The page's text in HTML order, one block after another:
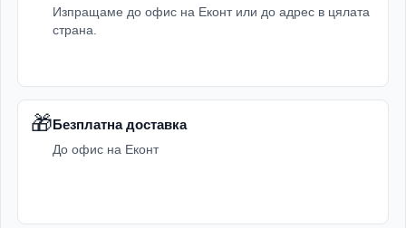
Изпращаме до офис на Еконт или до адрес в цялата
страна.
🎁Безплатна доставка
До офис на Еконт